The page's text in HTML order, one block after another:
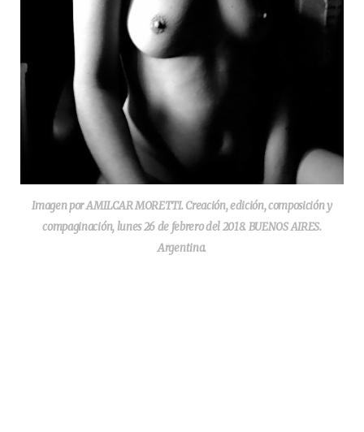
Imagen por AMILCAR MORETTI. Creación, edición, composición y
compaginación, lunes 26 de febrero del 2018. BUENOS AIRES.
Argentina.